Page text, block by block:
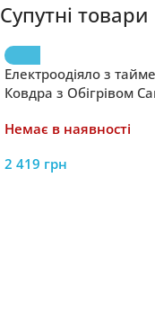
Супутні товари
Електроодіяло з
Ковдра з Обігрівом
Немає в наявності
2 419 грн